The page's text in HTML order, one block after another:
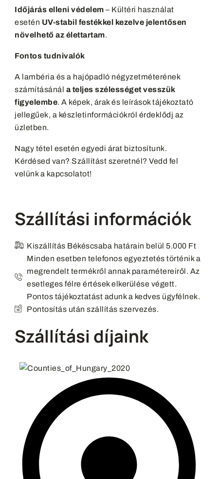
Időjárás elleni védelem – Kültéri használat
esetén UV-stabil festékkel kezelve jelentősen
növelhető az élettartam.
Fontos tudnivalók
A lambéria és a hajópadló négyzetméterének
számításánál a teljes szélességet vesszük
figyelembe. A képek, árak és leírások tájékoztató
jellegűek, a készletinformációkról érdeklődj az
üzletben.
Nagy tétel esetén egyedi árat biztosítunk.
Kérdésed van? Szállítást szeretnél? Vedd fel
velünk a kapcsolatot!
Szállítási információk
Kiszállítás Békéscsaba határain belül 5.000 Ft
Minden esetben telefonos egyeztetés történik a
megrendelt termékről annak paramétereiről. Az
esetleges félre értések elkerülése végett.
Pontos tájékoztatást adunk a kedves ügyfélnek.
Pontosítás után szállítás szervezés.
Szállítási díjaink